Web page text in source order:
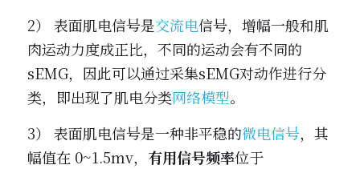
2） 表面肌电信号是交流电信号，增幅一般和肌
肉运动力度成正比，不同的运动会有不同的
sEMG，因此可以通过采集sEMG对动作进行分
类，即出现了肌电分类网络模型。
3） 表面肌电信号是一种非平稳的微电信号，其
幅值在 0~1.5mv， 有用信号频率位于